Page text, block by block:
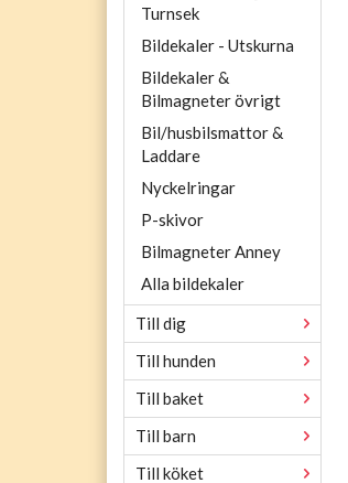
Turnsek
Bildekaler - Utskurna
Bildekaler &
Bilmagneter övrigt
Bil/husbilsmattor &
Laddare
Nyckelringar
P-skivor
Bilmagneter Anney
Alla bildekaler
Till dig
Till hunden
Till baket
Till barn
Till köket